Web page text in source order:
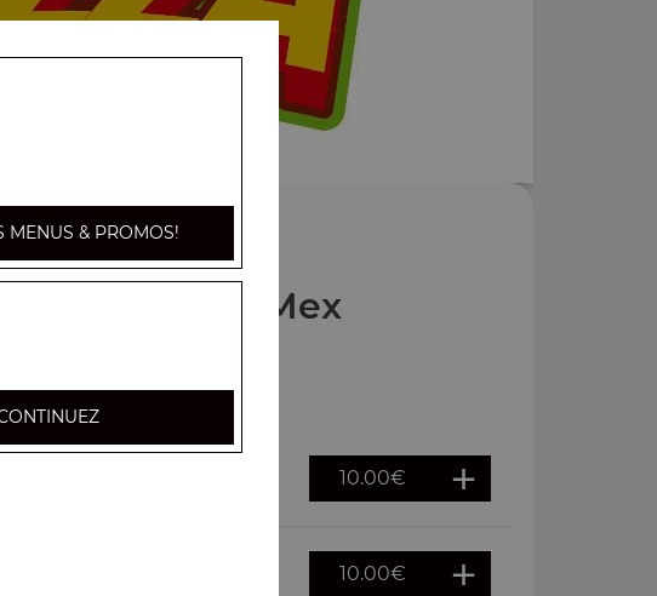
Nos Tex Mex
10.00€
10.00€
MENUS & PROMOS!